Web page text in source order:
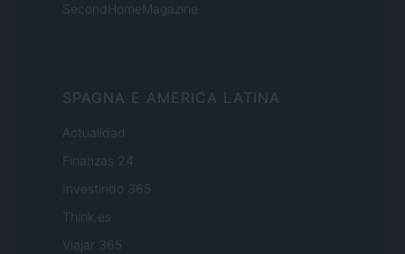
SecondHomeMagazine
SPAGNA E AMERICA LATINA
Actualidad
Finanzas 24
Investindo 365
Think.es
Viajar 365